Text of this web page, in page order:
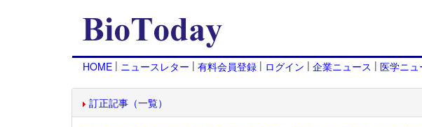
HOME | ニュースレター | 有料会員登録 | ログイン | 企業ニュース | 医学ニュ
訂正記事（一覧）